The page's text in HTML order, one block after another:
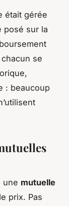
était gérée
posé sur la
se
: beaucoup
une mutuelle
prix. Pas